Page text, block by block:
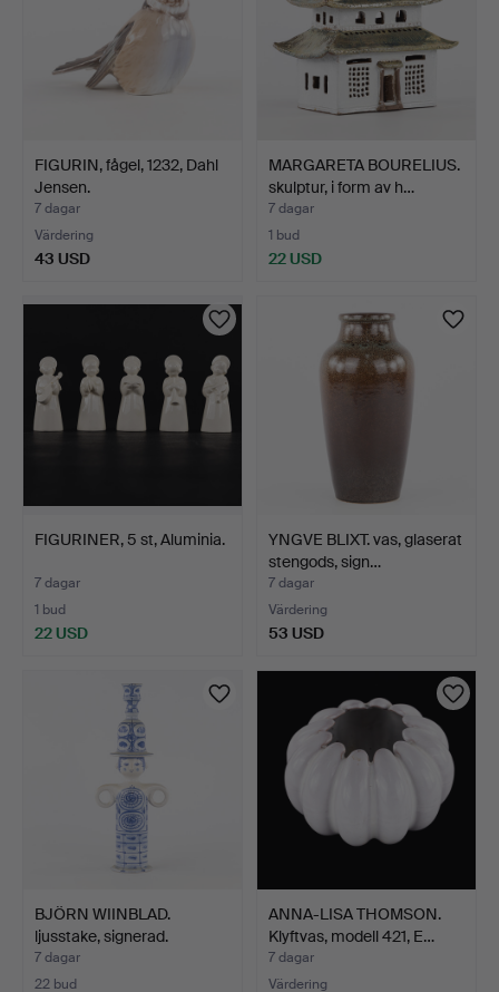
FIGURIN, fågel, 1232, Dahl
Jensen.
7 dagar
Värdering
43 USD
MARGARETA BOURELIUS.
skulptur, i form av h…
7 dagar
1 bud
22 USD
FIGURINER, 5 st, Aluminia.
7 dagar
1 bud
22 USD
YNGVE BLIXT. vas, glaserat
stengods, sign…
7 dagar
Värdering
53 USD
BJÖRN WIINBLAD.
ljusstake, signerad.
7 dagar
22 bud
ANNA-LISA THOMSON.
Klyftvas, modell 421, E…
7 dagar
Värdering